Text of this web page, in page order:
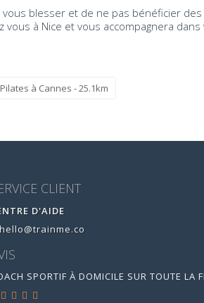
blesser et de ne pas bénéficier
à Nice et vous accompagnera
à Cannes - 25.1km
CLIENT
D'AIDE
SPORTIF À DOMICILE SUR TOUTE LA